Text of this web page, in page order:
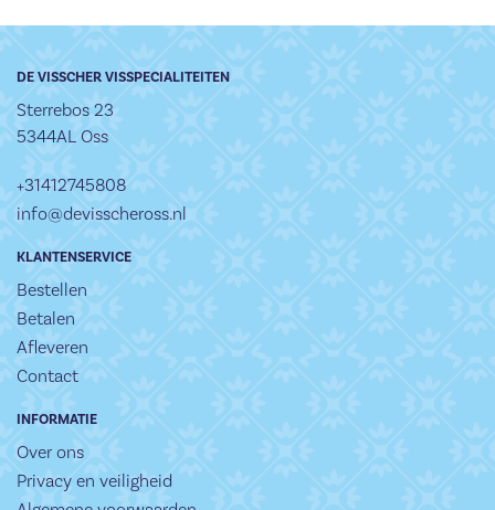
DE VISSCHER VISSPECIALITEITEN
Sterrebos 23
5344AL Oss
+31412745808
info@devisscheross.nl
KLANTENSERVICE
Bestellen
Betalen
Afleveren
Contact
INFORMATIE
Over ons
Privacy en veiligheid